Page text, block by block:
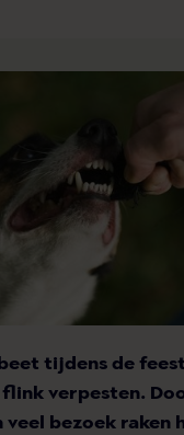
tijdens de
flink verpesten.
veel bezoek raken